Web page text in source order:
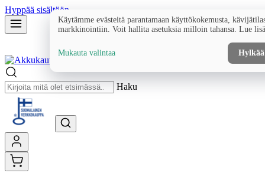
Hyppää sisältöön
Haku
Käytämme evästeitä parantamaan käyttökokemusta,
markkinointiin. Voit hallita asetuksia milloin tahansa. Lue
Mukauta valintaa Hylkää